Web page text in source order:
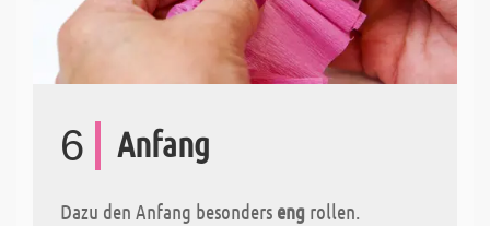
6 Anfang
Dazu den Anfang besonders eng rollen.